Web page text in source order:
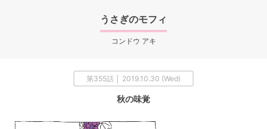
うさぎのモフィ
コンドウ アキ
第355話 │ 2019.10.30 (Wed)
秋の味覚